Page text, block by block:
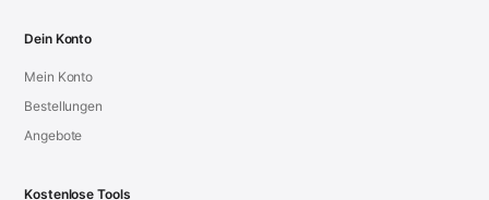
Dein Konto
Mein Konto
Bestellungen
Angebote
Kostenlose Tools